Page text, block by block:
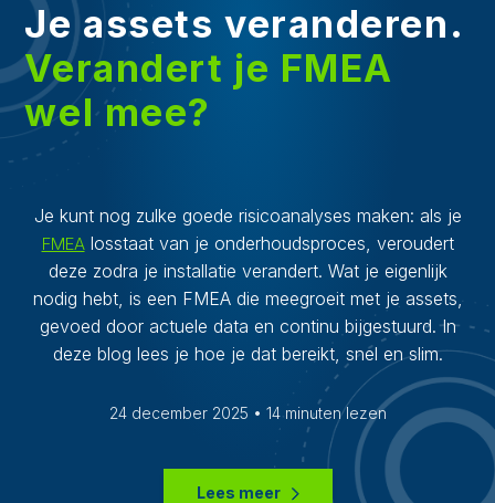
Je assets veranderen.
Verandert je FMEA
wel mee?
Je kunt nog zulke goede risicoanalyses maken: als je
FMEAlosstaat van je onderhoudsproces, veroudert
deze zodra je installatie verandert. Wat je eigenlijk
nodig hebt, is een FMEA die meegroeit met je assets,
gevoed door actuele data en continu bijgestuurd. In
deze blog lees je hoe je dat bereikt, snel en slim.
24 december 2025 • 14 minuten lezen
Lees meer